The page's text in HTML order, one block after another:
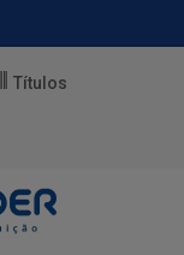
Títulos